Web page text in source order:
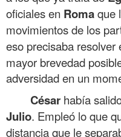
oficiales en Romaque
movimientos de los
eso precisaba resolver
mayor brevedad
adversidad en un
César había
Julio. Empleó lo que
distancia que le